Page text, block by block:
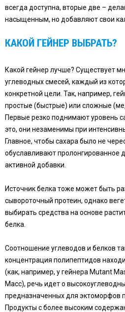
всегда доступна, вторые две –
насыщенным, но добавляют свои
КАКОЙ ГЕЙНЕР ВЫБРАТЬ?
Какой гейнер лучше? Существует
углеводных смесей, каждый из
конкретной цели. Так, например,
простые (быстрые) или сложные
Первые резко поднимают уровень
это, они незаменимы при
Главное, чтобы сахара было не
обуславливают пролонгированное
активной добавки.
Источник белка тоже может быть
сывороточный протеин, однако
выбирать средства на основе
белка.
Соотношение углеводов и белков
концентрация полипептидов
(как, например, у гейнера Mutant
Масс), речь идет о
предназначенных для эктоморфов
Продукты с более высоким